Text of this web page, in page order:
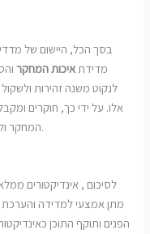
בסך הכל, היישום של
מדידתאיכות המחקר
לנקוט משנה זהירות
אלו. על ידי כך, חוקרים
המחקר ולסלול את הדרך למחקר אקדמי משפיע ואיכותי.
לסיכום , אינדיקטורים
מתן אמצעי למדידה והערכת
הפנים ותוקף התוכן